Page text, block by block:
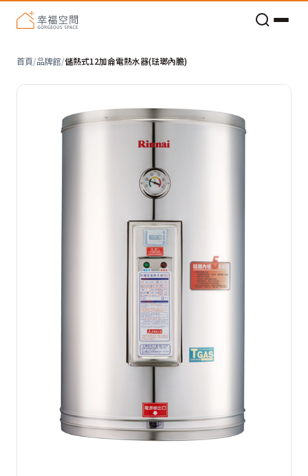
首頁/品牌館/儲熱式12加侖電熱水器(琺瑯內膽)